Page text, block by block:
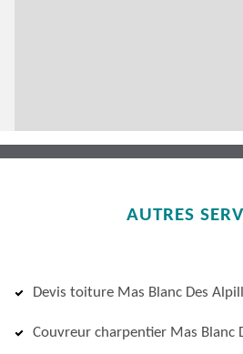
AUTRES
Devis toiture Mas Blanc Des
Couvreur charpentier Mas Blanc